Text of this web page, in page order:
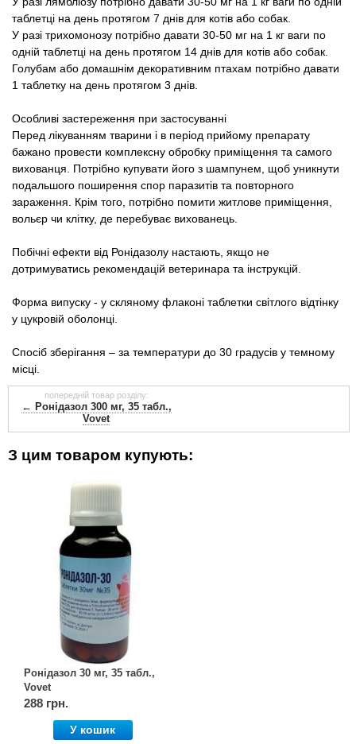
таблетці на день протягом 7 днів для котів або собак.
У разі трихомонозу потрібно давати 30-50 мг на 1 кг ваги по
одній таблетці на день протягом 14 днів для котів або собак.
Голубам або домашнім декоративним птахам потрібно давати
1 таблетку на день протягом 3 днів.
Особливі застереження при застосуванні
Перед лікуванням тварини і в період прийому препарату
бажано провести комплексну обробку приміщення та самого
вихованця. Потрібно купувати його з шампунем, щоб уникнути
подальшого поширення спор паразитів та повторного
зараження. Крім того, потрібно помити житлове приміщення,
вольєр чи клітку, де перебуває вихованець.
Побічні ефекти від Ронідазолу настають, якщо не
дотримуватись рекомендацій ветеринара та інструкцій.
Форма випуску - у скляному флаконі таблетки світлого відтінку
у цукровій оболонці.
Спосіб зберігання – за температури до 30 градусів у темному
місці.
попередній товар розділу:
← Ронідазол 300 мг, 35 табл.,
Vovet
З цим товаром купують:
Ронідазол 30 мг, 35 табл.,
Vovet
288 грн.
У кошик